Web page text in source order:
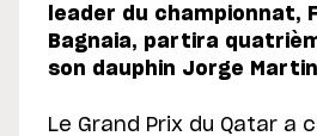
leader du championnat,
Bagnaia, partira
son dauphin Jorge
Le Grand Prix du Qatar a